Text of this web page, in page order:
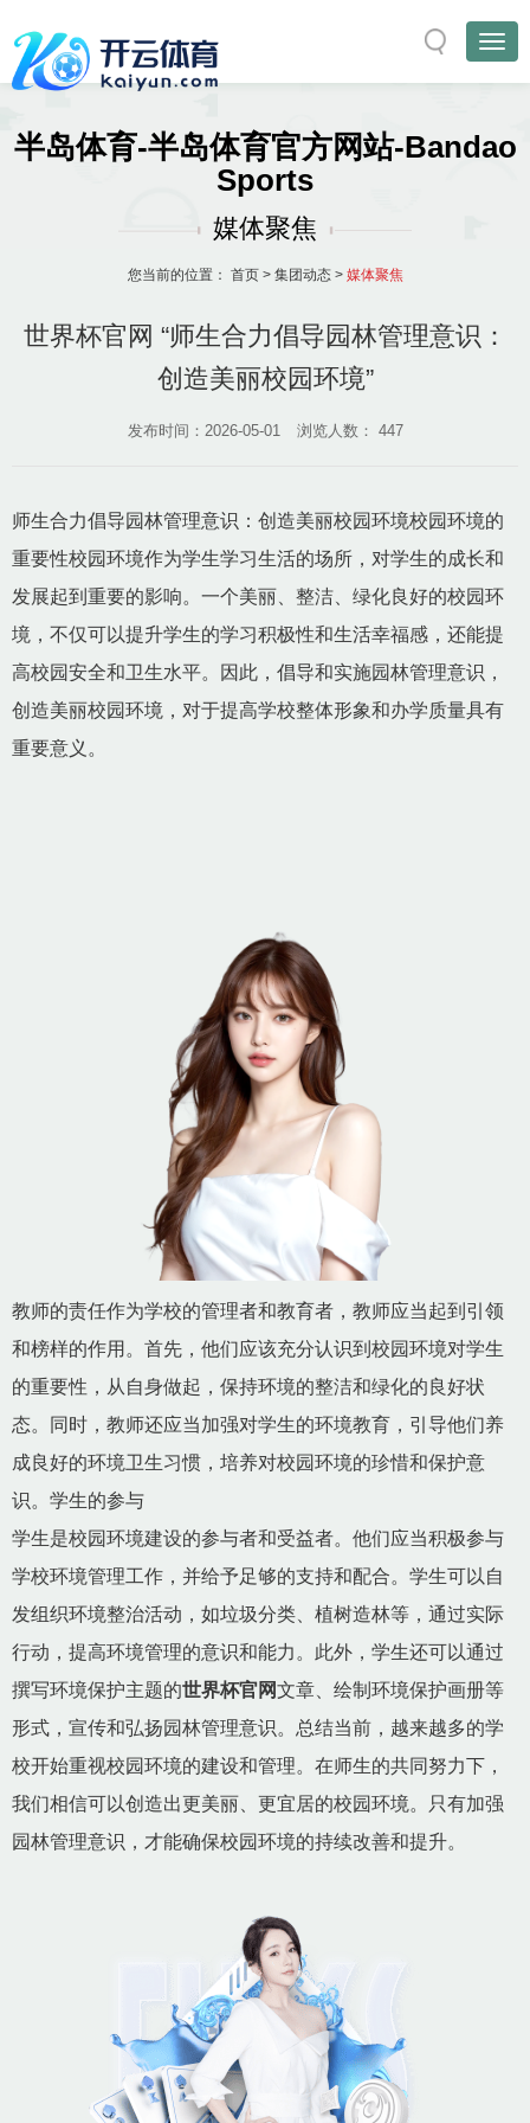
半岛体育-半岛体育官方网站-Bandao
Sports
媒体聚焦
您当前的位置： 首页> 集团动态> 媒体聚焦
世界杯官网 “师生合力倡导园林管理意识：
创造美丽校园环境”
发布时间：2026-05-01 浏览人数： 447
师生合力倡导园林管理意识：创造美丽校园环境校园环境的
重要性校园环境作为学生学习生活的场所，对学生的成长和
发展起到重要的影响。一个美丽、整洁、绿化良好的校园环
境，不仅可以提升学生的学习积极性和生活幸福感，还能提
高校园安全和卫生水平。因此，倡导和实施园林管理意识，
创造美丽校园环境，对于提高学校整体形象和办学质量具有
重要意义。
教师的责任作为学校的管理者和教育者，教师应当起到引领
和榜样的作用。首先，他们应该充分认识到校园环境对学生
的重要性，从自身做起，保持环境的整洁和绿化的良好状
态。同时，教师还应当加强对学生的环境教育，引导他们养
成良好的环境卫生习惯，培养对校园环境的珍惜和保护意
识。学生的参与
学生是校园环境建设的参与者和受益者。他们应当积极参与
学校环境管理工作，并给予足够的支持和配合。学生可以自
发组织环境整治活动，如垃圾分类、植树造林等，通过实际
行动，提高环境管理的意识和能力。此外，学生还可以通过
撰写环境保护主题的世界杯官网文章、绘制环境保护画册等
形式，宣传和弘扬园林管理意识。总结当前，越来越多的学
校开始重视校园环境的建设和管理。在师生的共同努力下，
我们相信可以创造出更美丽、更宜居的校园环境。只有加强
园林管理意识，才能确保校园环境的持续改善和提升。